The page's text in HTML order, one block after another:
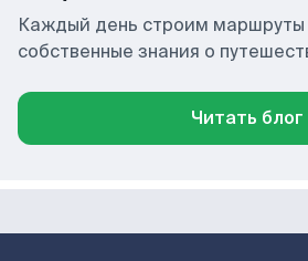
Каждый день строим маршруты
собственные знания о
Читать блог